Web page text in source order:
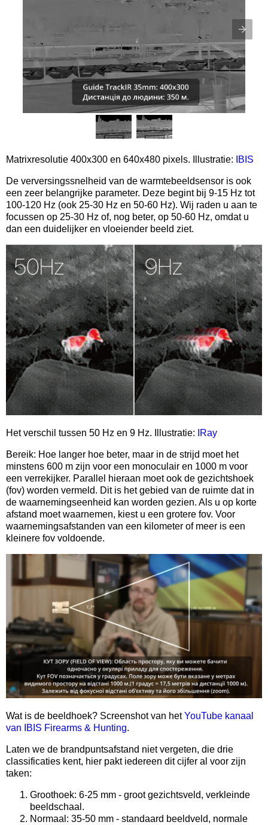
Matrixresolutie 400x300 en 640x480 pixels. Illustratie: IBIS
De verversingssnelheid van de warmtebeeldsensor is ook
een zeer belangrijke parameter. Deze begint bij 9-15 Hz tot
100-120 Hz (ook 25-30 Hz en 50-60 Hz). Wij raden u aan te
focussen op 25-30 Hz of, nog beter, op 50-60 Hz, omdat u
dan een duidelijker en vloeiender beeld ziet.
Het verschil tussen 50 Hz en 9 Hz. Illustratie: IRay
Bereik: Hoe langer hoe beter, maar in de strijd moet het
minstens 600 m zijn voor een monoculair en 1000 m voor
een verrekijker. Parallel hieraan moet ook de gezichtshoek
(fov) worden vermeld. Dit is het gebied van de ruimte dat in
de waarnemingseenheid kan worden gezien. Als u op korte
afstand moet waarnemen, kiest u een grotere fov. Voor
waarnemingsafstanden van een kilometer of meer is een
kleinere fov voldoende.
Wat is de beeldhoek? Screenshot van hetYouTube kanaal
van IBIS Firearms & Hunting.
Laten we de brandpuntsafstand niet vergeten, die drie
classificaties kent, hier pakt iedereen dit cijfer al voor zijn
taken:
Groothoek: 6-25 mm - groot gezichtsveld, verkleinde
beeldschaal.
Normaal: 35-50 mm - standaard beeldveld, normale